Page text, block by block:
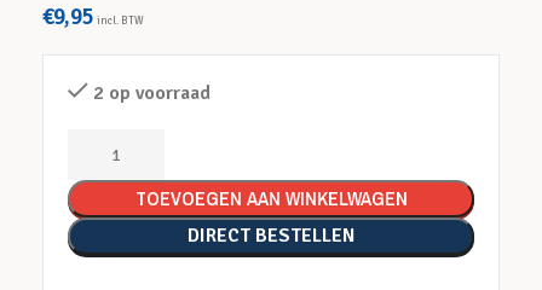
€9,95 incl. BTW
2 op voorraad
TOEVOEGEN AAN WINKELWAGEN
DIRECT BESTELLEN